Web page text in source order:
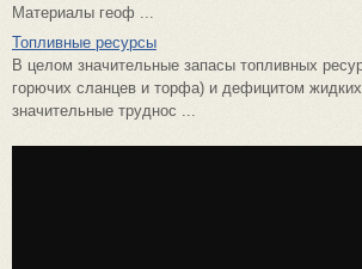
Материалы геоф ...
Топливные ресурсы
В целом значительные запасы топливных
горючих сланцев и торфа) и дефицитом жидких
значительные труднос ...